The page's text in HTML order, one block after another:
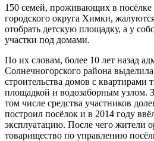
150 семей, проживающих в
городского округа Химки,
отобрать детскую площадку, а у
участки под домами.
По их словам, более 10 лет назад
Солнечногорского района
строительства домов с квартирами
площадкой и водозаборным узлом.
том числе средства участников
построил посёлок и в 2014 году
эксплуатацию. После чего жители
товарищество по управлению